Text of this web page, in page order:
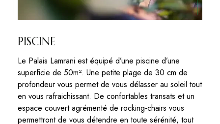
PISCINE
Le Palais Lamrani est équipé d’une piscine d’une
superficie de 50m². Une petite plage de 30 cm de
profondeur vous permet de vous délasser au soleil tout
en vous rafraichissant. De confortables transats et un
espace couvert agrémenté de rocking-chairs vous
permettront de vous détendre en toute sérénité, tout